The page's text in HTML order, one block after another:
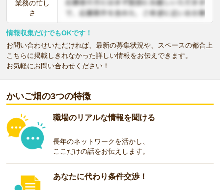
業務の忙し
さ
情報収集だけでもOKです！
お問い合わせいただければ、最新の募集状況や、スペースの都合上
こちらに掲載しきれなかった詳しい情報をお伝えできます。
お気軽にお問い合わせください！
かいご畑の3つの特徴
職場のリアルな情報を聞ける
長年のネットワークを活かし、
ここだけの話をお伝えします。
あなたに代わり条件交渉！